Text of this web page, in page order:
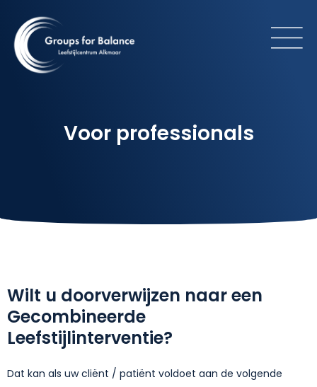
Voor professionals
Wilt u doorverwijzen naar een
Gecombineerde
Leefstijlinterventie?
Dat kan als uw cliënt / patiënt voldoet aan de volgende